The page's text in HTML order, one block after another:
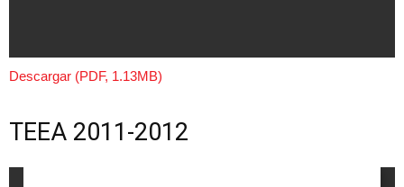
Descargar (PDF, 1.13MB)
TEEA 2011-2012